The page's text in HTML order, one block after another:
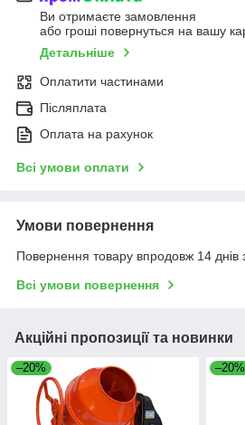
Ви отримаєте замовлення
або гроші повернуться на вашу
Детальніше
Оплатити частинами
Післяплата
Оплата на рахунок
Всі умови оплати
Умови повернення
Повернення товару впродовж 14 днів
Всі умови повернення
Акційні пропозиції та новинки
–20% –20%